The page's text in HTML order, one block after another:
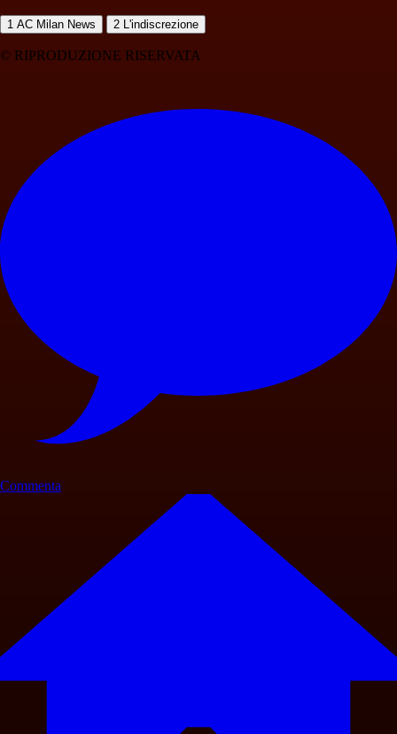
1 AC Milan News 2 L'indiscrezione
© RIPRODUZIONE RISERVATA
Commenta